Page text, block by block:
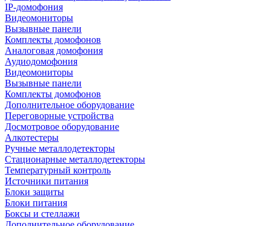
IP-домофония
Видеомониторы
Вызывные панели
Комплекты домофонов
Аналоговая домофония
Аудиодомофония
Видеомониторы
Вызывные панели
Комплекты домофонов
Дополнительное оборудование
Переговорные устройства
Досмотровое оборудование
Алкотестеры
Ручные металлодетекторы
Стационарные металлодетекторы
Температурный контроль
Источники питания
Блоки защиты
Блоки питания
Боксы и стеллажи